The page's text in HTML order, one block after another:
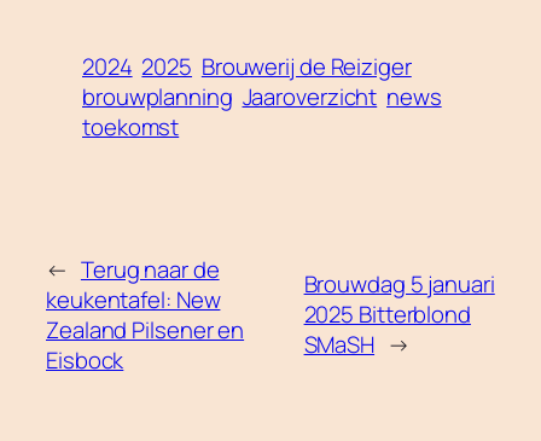
2024 2025 Brouwerij de Reiziger
brouwplanning Jaaroverzicht news
toekomst
← Terug naar de
keukentafel: New
Zealand Pilsener en
Eisbock
Brouwdag 5 januari
2025 Bitterblond
SMaSH →